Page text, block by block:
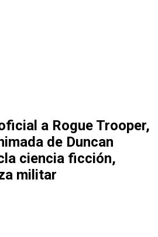
a Rogue Trooper,
de Duncan
ciencia ficción,
militar